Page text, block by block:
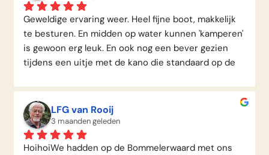
Geweldige ervaring weer. Heel fijne boot, makkelijk
te besturen. En midden op water kunnen 'kamperen'
is gewoon erg leuk. En ook nog een bever gezien
tijdens een uitje met de kano die standaard op de
LFG van Rooij
3 maanden geleden
HoihoiWe hadden op de Bommelerwaard met ons